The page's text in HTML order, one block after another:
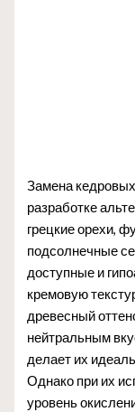
Замена
разработке
грецкие орехи,
подсолнечные
доступные и
кремовую
древесный
нейтральным
делает их
Однако при их
уровень